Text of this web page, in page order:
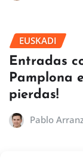
EUSKADI
Entradas
Pamplona
pierdas!
Pablo